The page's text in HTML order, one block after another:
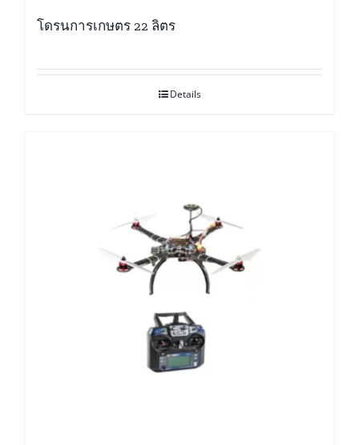
โดรนการเกษตร 22 ลิตร
Details